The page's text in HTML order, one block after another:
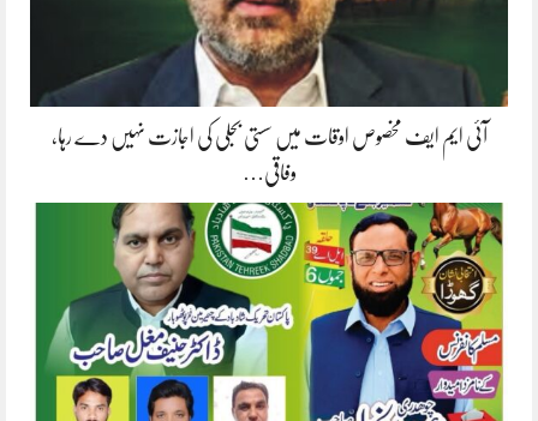
آئی ایم ایف مخصوص اوقات میں سستی بجلی کی اجازت نہیں دے رہا،
وفاقی…